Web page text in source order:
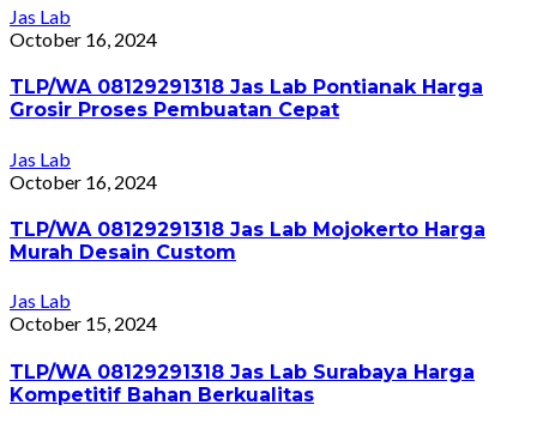
Jas Lab
October 16, 2024
TLP/WA 08129291318 Jas Lab Pontianak Harga
Grosir Proses Pembuatan Cepat
Jas Lab
October 16, 2024
TLP/WA 08129291318 Jas Lab Mojokerto Harga
Murah Desain Custom
Jas Lab
October 15, 2024
TLP/WA 08129291318 Jas Lab Surabaya Harga
Kompetitif Bahan Berkualitas